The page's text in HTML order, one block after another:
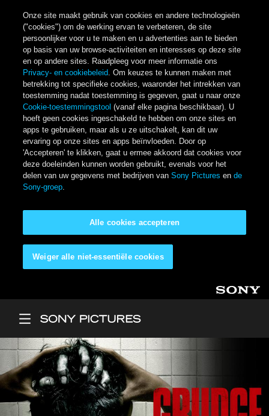
Onze site maakt gebruik van cookies en andere technologieën
("cookies") om de werking ervan te verbeteren, de site
persoonlijker voor u te maken en u advertenties aan te bieden
op basis van uw browse-activiteiten en interesses op deze site
en op andere sites. Raadpleeg voor meer informatie ons
Privacy- en cookiebeleid. Om keuzes te kunnen maken met
betrekking tot specifieke cookies, waaronder het intrekken van
toestemming nadat toestemming is gegeven, gaat u naar onze
Cookie-toestemmingstool (vanaf elke pagina beschikbaar). U
hoeft geen cookies ingeschakeld te hebben om onze sites en
apps te gebruiken, maar als u ze uitschakelt, kan dit uw
ervaring op onze sites en apps beïnvloeden. Door op
'Accepteren' te klikken, gaat u ermee akkoord dat cookies voor
deze doeleinden kunnen worden gebruikt, evenals voor het
delen van uw gegevens met bedrijven vanSony Pictures ende
Sony-groep.
Weiger alle niet-essentiële cookies
Alle cookies accepteren